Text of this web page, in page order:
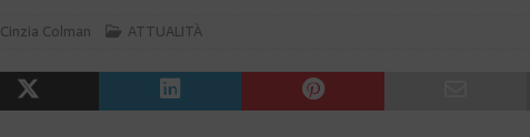
Cinzia Colman ATTUALITÀ